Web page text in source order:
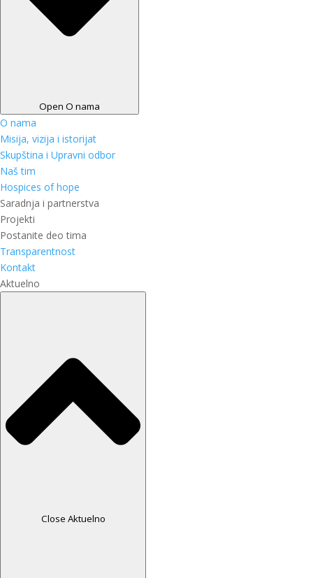
Open O nama
O nama
Misija, vizija i istorijat
Skupština i Upravni odbor
Naš tim
Hospices of hope
Saradnja i partnerstva
Projekti
Postanite deo tima
Transparentnost
Kontakt
Aktuelno
Close Aktuelno